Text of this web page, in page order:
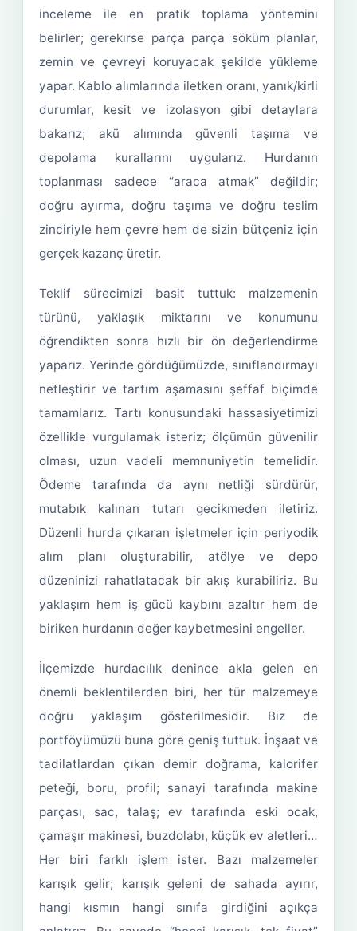
inceleme ile en pratik toplama yöntemini
belirler; gerekirse parça parça söküm planlar,
zemin ve çevreyi koruyacak şekilde yükleme
yapar. Kablo alımlarında iletken oranı, yanık/kirli
durumlar, kesit ve izolasyon gibi detaylara
bakarız; akü alımında güvenli taşıma ve
depolama kurallarını uygularız. Hurdanın
toplanması sadece “araca atmak” değildir;
doğru ayırma, doğru taşıma ve doğru teslim
zinciriyle hem çevre hem de sizin bütçeniz için
gerçek kazanç üretir.
Teklif sürecimizi basit tuttuk: malzemenin
türünü, yaklaşık miktarını ve konumunu
öğrendikten sonra hızlı bir ön değerlendirme
yaparız. Yerinde gördüğümüzde, sınıflandırmayı
netleştirir ve tartım aşamasını şeffaf biçimde
tamamlarız. Tartı konusundaki hassasiyetimizi
özellikle vurgulamak isteriz; ölçümün güvenilir
olması, uzun vadeli memnuniyetin temelidir.
Ödeme tarafında da aynı netliği sürdürür,
mutabık kalınan tutarı gecikmeden iletiriz.
Düzenli hurda çıkaran işletmeler için periyodik
alım planı oluşturabilir, atölye ve depo
düzeninizi rahatlatacak bir akış kurabiliriz. Bu
yaklaşım hem iş gücü kaybını azaltır hem de
biriken hurdanın değer kaybetmesini engeller.
İlçemizde hurdacılık denince akla gelen en
önemli beklentilerden biri, her tür malzemeye
doğru yaklaşım gösterilmesidir. Biz de
portföyümüzü buna göre geniş tuttuk. İnşaat ve
tadilatlardan çıkan demir doğrama, kalorifer
peteği, boru, profil; sanayi tarafında makine
parçası, sac, talaş; ev tarafında eski ocak,
çamaşır makinesi, buzdolabı, küçük ev aletleri…
Her biri farklı işlem ister. Bazı malzemeler
karışık gelir; karışık geleni de sahada ayırır,
hangi kısmın hangi sınıfa girdiğini açıkça